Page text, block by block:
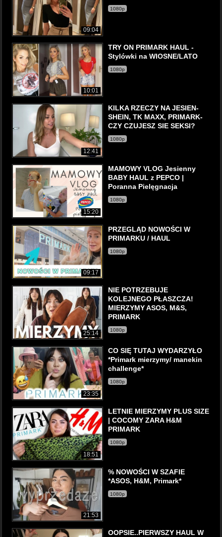
09:04
1080p
10:01
TRY ON PRIMARK HAUL -
Stylówki na WIOSNE/LATO
1080p
12:41
KILKA RZECZY NA JESIEN-
SHEIN, TK MAXX, PRIMARK-
CZY CZUJESZ SIE SEKSI?
1080p
15:20
MAMOWY VLOG Jesienny
BABY HAUL z PEPCO |
Poranna Pielęgnacja
1080p
09:17
PRZEGLĄD NOWOŚCI W
PRIMARKU / HAUL
1080p
25:14
NIE POTRZEBUJE
KOLEJNEGO PŁASZCZA!
MIERZYMY ASOS, M&S,
PRIMARK
1080p
23:35
CO SIĘ TUTAJ WYDARZYŁO
*Primark mierzymy/ manekin
challenge*
1080p
18:51
LETNIE MIERZYMY PLUS SIZE
| COCOMY ZARA H&M
PRIMARK
1080p
21:53
% NOWOŚCI W SZAFIE
*ASOS, H&M, Primark*
1080p
OOPSIE..PIERWSZY HAUL W